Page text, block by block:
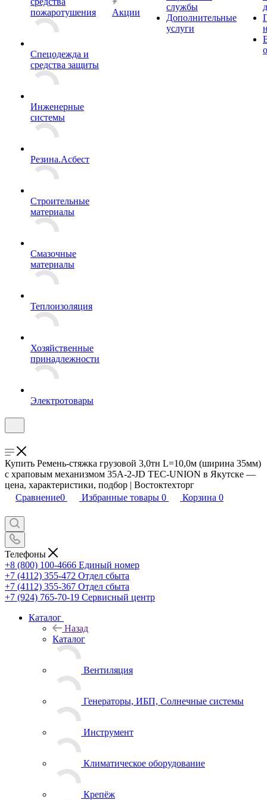
пожаротушения
Спецодежда и
средства защиты
Инженерные
системы
Резина.Асбест
Строительные
материалы
Смазочные
материалы
Теплоизоляция
Хозяйственные
принадлежности
Электротовары
Акции
службы
Дополнительные
услуги
Купить Ремень-стяжка грузовой 3,0тн L=10,0м (ширина 35мм)
с храповым механизмом 35A-2-JD TEC-UNION в Якутске —
цена, характеристики, подбор | Востоктехторг
Сравнение0 Избранные товары 0 Корзина 0
Телефоны
+8 (800) 100-4666 Единый номер
+7 (4112) 355-472 Отдел сбыта
+7 (4112) 355-367 Отдел сбыта
+7 (924) 765-70-19 Сервисный центр
Каталог
Назад
Каталог
Вентиляция
Генераторы, ИБП, Солнечные системы
Инструмент
Климатическое оборудование
Крепёж